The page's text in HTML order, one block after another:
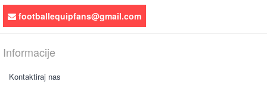
footballequipfans@gmail.com
Informacije
Kontaktiraj nas